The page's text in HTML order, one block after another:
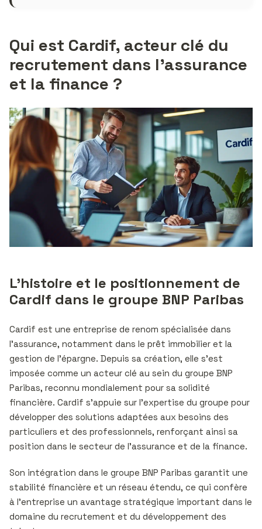
Qui est Cardif, acteur clé du
recrutement dans l’assurance
et la finance ?
L’histoire et le positionnement de
Cardif dans le groupe BNP Paribas
Cardif est une entreprise de renom spécialisée dans
l’assurance, notamment dans le prêt immobilier et la
gestion de l’épargne. Depuis sa création, elle s’est
imposée comme un acteur clé au sein du groupe BNP
Paribas, reconnu mondialement pour sa solidité
financière. Cardif s’appuie sur l’expertise du groupe pour
développer des solutions adaptées aux besoins des
particuliers et des professionnels, renforçant ainsi sa
position dans le secteur de l’assurance et de la finance.
Son intégration dans le groupe BNP Paribas garantit une
stabilité financière et un réseau étendu, ce qui confère
à l’entreprise un avantage stratégique important dans le
domaine du recrutement et du développement des